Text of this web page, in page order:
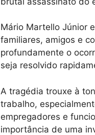
Mário Martello Júnior
familiares, amigos e
profundamente o
seja resolvido
A tragédia trouxe à
trabalho,
empregadores e
importância de uma